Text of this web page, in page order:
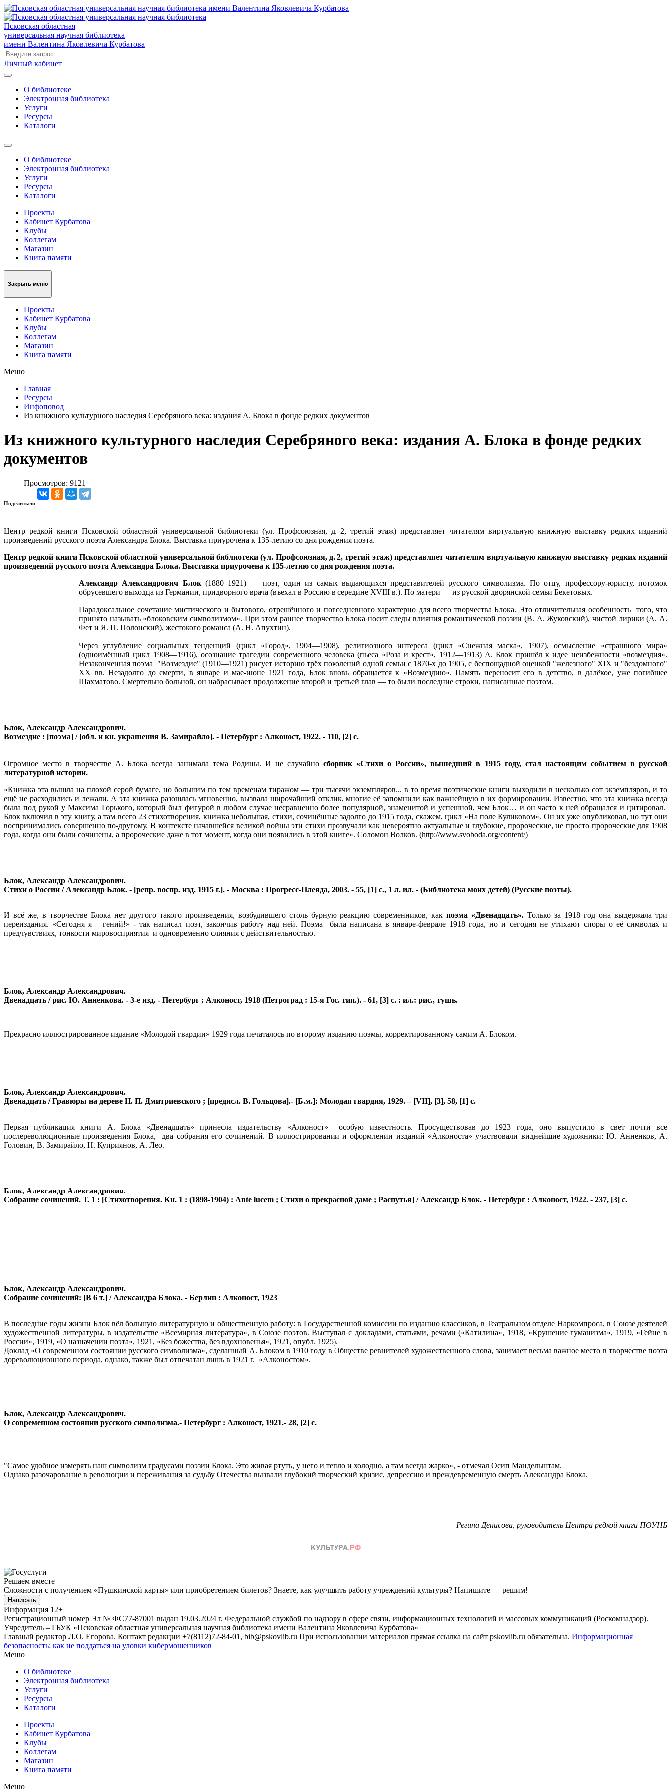
Псковская областная
универсальная научная библиотека
имени Валентина Яковлевича Курбатова
Личный кабинет
О библиотеке
Электронная библиотека
Услуги
Ресурсы
Каталоги
О библиотеке
Электронная библиотека
Услуги
Ресурсы
Каталоги
Проекты
Кабинет Курбатова
Клубы
Коллегам
Магазин
Книга памяти
Закрыть меню
Проекты
Кабинет Курбатова
Клубы
Коллегам
Магазин
Книга памяти
Меню
Главная
Ресурсы
Инфоповод
Из книжного культурного наследия Серебряного века: издания А. Блока в фонде редких документов
Из книжного культурного наследия Серебряного века: издания А. Блока в фонде редких
документов
Просмотров: 9121
Поделиться:
Центр редкой книги Псковской областной универсальной библиотеки (ул. Профсоюзная, д. 2, третий этаж) представляет читателям виртуальную книжную выставку редких изданий
произведений русского поэта Александра Блока. Выставка приурочена к 135-летию со дня рождения поэта.
Центр редкой книги Псковской областной универсальной библиотеки (ул. Профсоюзная, д. 2, третий этаж) представляет читателям виртуальную книжную выставку редких изданий
произведений русского поэта Александра Блока. Выставка приурочена к 135-летию со дня рождения поэта.
Александр Александрович Блок(1880–1921) — поэт, один из самых выдающихся представителей русского символизма. По отцу, профессору-юристу, потомок
обрусевшего выходца из Германии, придворного врача (въехал в Россию в середине XVIII в.). По матери — из русской дворянской семьи Бекетовых.
Парадоксальное сочетание мистического и бытового, отрешённого и повседневного характерно для всего творчества Блока. Это отличительная особенность того, что
принято называть «блоковским символизмом». При этом раннее творчество Блока носит следы влияния романтической поэзии (В. А. Жуковский), чистой лирики (А. А.
Фет и Я. П. Полонский), жестокого романса (А. Н. Апухтин).
Через углубление социальных тенденций (цикл «Город», 1904—1908), религиозного интереса (цикл «Снежная маска», 1907), осмысление «страшного мира»
(одноимённый цикл 1908—1916), осознание трагедии современного человека (пьеса «Роза и крест», 1912—1913) А. Блок пришёл к идее неизбежности «возмездия».
Незаконченная поэма "Возмездие" (1910—1921) рисует историю трёх поколений одной семьи с 1870-х до 1905, с беспощадной оценкой "железного" XIX и "бездомного"
XX вв. Незадолго до смерти, в январе и мае-июне 1921 года, Блок вновь обращается к «Возмездию». Память переносит его в детство, в далёкое, уже погибшее
Шахматово. Смертельно больной, он набрасывает продолжение второй и третьей глав — то были последние строки, написанные поэтом.
Блок, Александр Александрович.
Возмездие : [поэма] / [обл. и кн. украшения В. Замирайло]. - Петербург : Алконост, 1922. - 110, [2] с.
Огромное место в творчестве А. Блока всегда занимала тема Родины. И не случайносборник «Стихи о России», вышедший в 1915 году, стал настоящим событием в русской
литературной истории.
«Книжка эта вышла на плохой серой бумаге, но большим по тем временам тиражом — три тысячи экземпляров... в то время поэтические книги выходили в несколько сот экземпляров, и то
ещё не расходились и лежали. А эта книжка разошлась мгновенно, вызвала широчайший отклик, многие её запомнили как важнейшую в их формировании. Известно, что эта книжка всегда
была под рукой у Максима Горького, который был фигурой в любом случае несравненно более популярной, знаменитой и успешной, чем Блок… и он часто к ней обращался и цитировал.
Блок включил в эту книгу, а там всего 23 стихотворения, книжка небольшая, стихи, сочинённые задолго до 1915 года, скажем, цикл «На поле Куликовом». Он их уже опубликовал, но тут они
воспринимались совершенно по-другому. В контексте начавшейся великой войны эти стихи прозвучали как невероятно актуальные и глубокие, пророческие, не просто пророческие для 1908
года, когда они были сочинены, а пророческие даже в тот момент, когда они появились в этой книге». Соломон Волков. (http://www.svoboda.org/content/)
Блок, Александр Александрович.
Стихи о России / Александр Блок. - [репр. воспр. изд. 1915 г.]. - Москва : Прогресс-Плеяда, 2003. - 55, [1] с., 1 л. ил. - (Библиотека моих детей) (Русские поэты).
И всё же, в творчестве Блока нет другого такого произведения, возбудившего столь бурную реакцию современников, какпоэма «Двенадцать». Только за 1918 год она выдержала три
переиздания. «Сегодня я – гений!» - так написал поэт, закончив работу над ней. Поэма была написана в январе-феврале 1918 года, но и сегодня не утихают споры о её символах и
предчувствиях, тонкости мировосприятия и одновременно слияния с действительностью.
Блок, Александр Александрович.
Двенадцать / рис. Ю. Анненкова. - 3-е изд. - Петербург : Алконост, 1918 (Петроград : 15-я Гос. тип.). - 61, [3] с. : ил.: рис., тушь.
Прекрасно иллюстрированное издание «Молодой гвардии» 1929 года печаталось по второму изданию поэмы, корректированному самим А. Блоком.
Блок, Александр Александрович.
Двенадцать / Гравюры на дереве Н. П. Дмитриевского ; [предисл. В. Гольцова].- [Б.м.]: Молодая гвардия, 1929. – [VII], [3], 58, [1] с.
Первая публикация книги А. Блока «Двенадцать» принесла издательству «Алконост» особую известность. Просуществовав до 1923 года, оно выпустило в свет почти все
послереволюционные произведения Блока, два собрания его сочинений. В иллюстрировании и оформлении изданий «Алконоста» участвовали виднейшие художники: Ю. Анненков, А.
Головин, В. Замирайло, Н. Куприянов, А. Лео.
Блок, Александр Александрович.
Собрание сочинений. Т. 1 : [Стихотворения. Кн. 1 : (1898-1904) : Ante lucem ; Стихи о прекрасной даме ; Распутья] / Александр Блок. - Петербург : Алконост, 1922. - 237, [3] с.
Блок, Александр Александрович.
Собрание сочинений: [В 6 т.] / Александра Блока. - Берлин : Алконост, 1923
В последние годы жизни Блок вёл большую литературную и общественную работу: в Государственной комиссии по изданию классиков, в Театральном отделе Наркомпроса, в Союзе деятелей
художественной литературы, в издательстве «Всемирная литература», в Союзе поэтов. Выступал с докладами, статьями, речами («Катилина», 1918, «Крушение гуманизма», 1919, «Гейне в
России», 1919, «О назначении поэта», 1921, «Без божества, без вдохновенья», 1921, опубл. 1925).
Доклад «О современном состоянии русского символизма», сделанный А. Блоком в 1910 году в Обществе ревнителей художественного слова, занимает весьма важное место в творчестве поэта
дореволюционного периода, однако, также был отпечатан лишь в 1921 г. «Алконостом».
Блок, Александр Александрович.
О современном состоянии русского символизма.- Петербург : Алконост, 1921.- 28, [2] с.
"Самое удобное измерять наш символизм градусами поэзии Блока. Это живая ртуть, у него и тепло и холодно, а там всегда жарко», - отмечал Осип Мандельштам.
Однако разочарование в революции и переживания за судьбу Отечества вызвали глубокий творческий кризис, депрессию и преждевременную смерть Александра Блока.
Регина Денисова, руководитель Центра редкой книги ПОУНБ
Решаем вместе
Сложности с получением «Пушкинской карты» или приобретением билетов? Знаете, как улучшить работу учреждений культуры? Напишите — решим!
Написать
Информация 12+
Регистрационный номер Эл № ФС77-87001 выдан 19.03.2024 г. Федеральной службой по надзору в сфере связи, информационных технологий и массовых коммуникаций (Роскомнадзор).
Учредитель – ГБУК «Псковская областная универсальная научная библиотека имени Валентина Яковлевича Курбатова»
Главный редактор Л.О. Егорова. Контакт редакции +7(8112)72-84-01, bib@pskovlib.ru При использовании материалов прямая ссылка на сайт pskovlib.ru обязательна. Информационная
безопасность: как не поддаться на уловки кибермошенников
Меню
О библиотеке
Электронная библиотека
Услуги
Ресурсы
Каталоги
Проекты
Кабинет Курбатова
Клубы
Коллегам
Магазин
Книга памяти
Меню